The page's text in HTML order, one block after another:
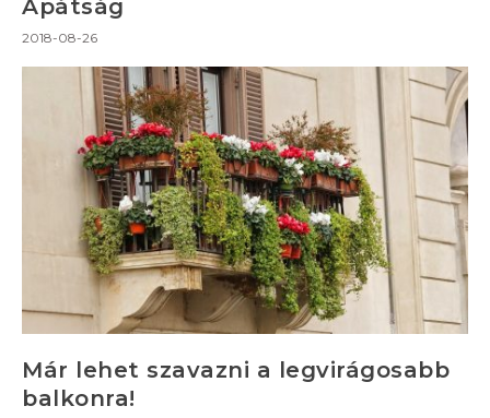
Apátság
2018-08-26
Már lehet szavazni a legvirágosabb
balkonra!